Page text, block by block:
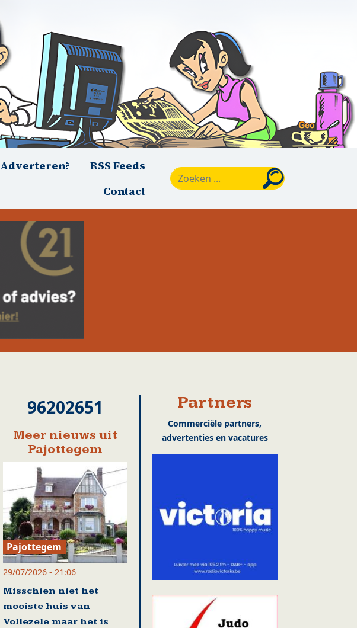
Adverteren?
RSS Feeds
Contact
96202651
Meer nieuws uit
Pajottegem
Pajottegem
29/07/2026 - 21:06
Misschien niet het
mooiste huis van
Vollezele maar het is
Partners
Commerciële partners,
advertenties en vacatures